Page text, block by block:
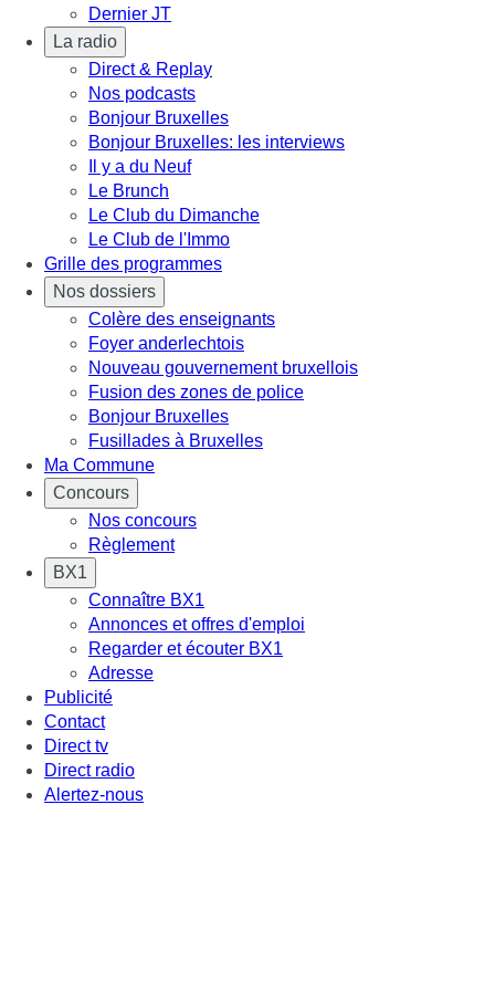
Dernier JT
La radio
Direct & Replay
Nos podcasts
Bonjour Bruxelles
Bonjour Bruxelles: les interviews
Il y a du Neuf
Le Brunch
Le Club du Dimanche
Le Club de l'Immo
Grille des programmes
Nos dossiers
Colère des enseignants
Foyer anderlechtois
Nouveau gouvernement bruxellois
Fusion des zones de police
Bonjour Bruxelles
Fusillades à Bruxelles
Ma Commune
Concours
Nos concours
Règlement
BX1
Connaître BX1
Annonces et offres d'emploi
Regarder et écouter BX1
Adresse
Publicité
Contact
Direct tv
Direct radio
Alertez-nous